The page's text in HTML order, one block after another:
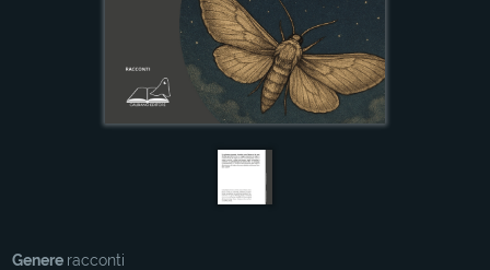
Genere racconti